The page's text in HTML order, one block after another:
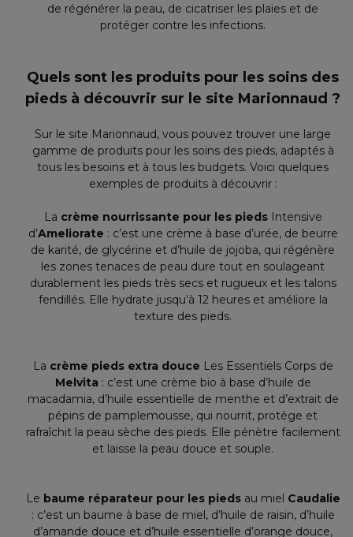
de régénérer la peau, de cicatriser les plaies et de
protéger contre les infections.
Quels sont les produits pour les soins des
pieds à découvrir sur le site Marionnaud ?
Sur le site Marionnaud, vous pouvez trouver une large
gamme de produits pour les soins des pieds, adaptés à
tous les besoins et à tous les budgets. Voici quelques
exemples de produits à découvrir :
La crème nourrissante pour les piedsIntensive
d’Ameliorate : c’est une crème à base d’urée, de beurre
de karité, de glycérine et d’huile de jojoba, qui régénère
les zones tenaces de peau dure tout en soulageant
durablement les pieds très secs et rugueux et les talons
fendillés. Elle hydrate jusqu’à 12 heures et améliore la
texture des pieds.
La crème pieds extra douce Les Essentiels Corps de
Melvita : c’est une crème bio à base d’huile de
macadamia, d’huile essentielle de menthe et d’extrait de
pépins de pamplemousse, qui nourrit, protège et
rafraîchit la peau sèche des pieds. Elle pénètre facilement
et laisse la peau douce et souple.
Le baume réparateur pour les pieds au miel Caudalie
: c’est un baume à base de miel, d’huile de raisin, d’huile
d’amande douce et d’huile essentielle d’orange douce,